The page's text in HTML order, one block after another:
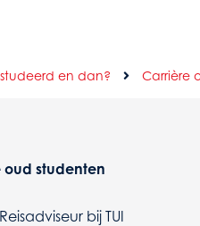
en dan? Carrière
oud studenten
bij TUI